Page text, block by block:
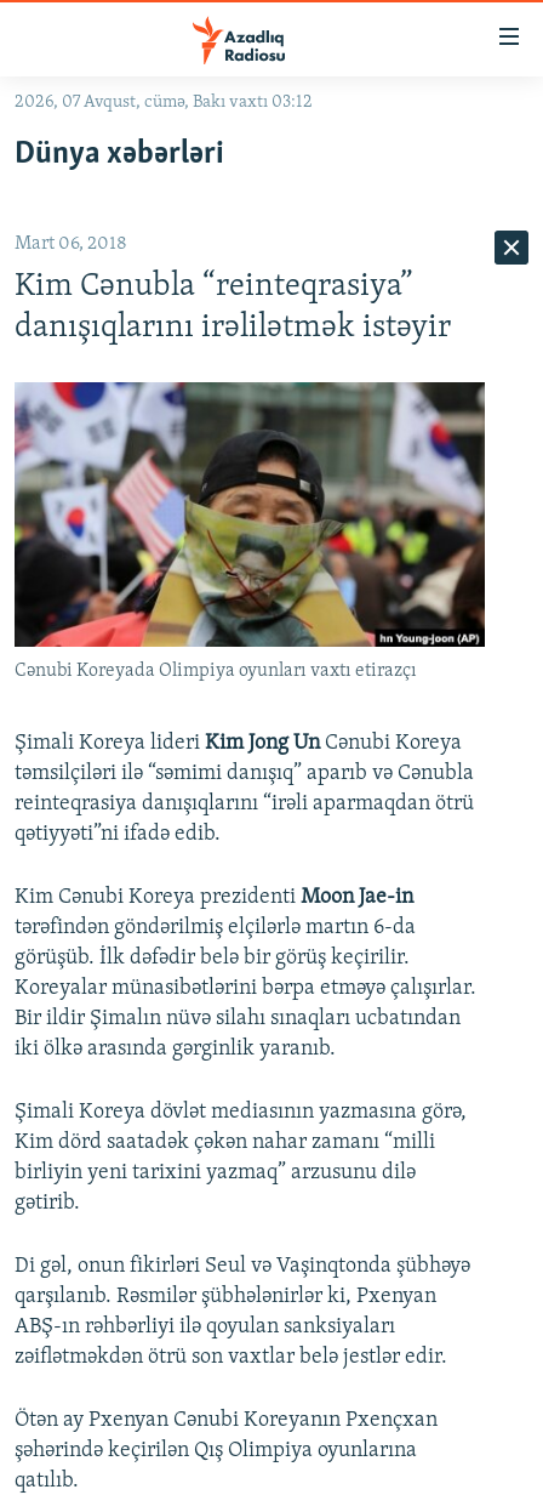
Əsas
qayıt
qayıt
Axtarışa
keç
#İZAHLA
QANUNI DOĞRU
ARAŞDIRMA
MULTIMEDIA
VIDEO
FOTOQALEREYA
İNFOQRAFIKA
KARIKATURA
RADIO ARXIV
OXU ZALI
AZƏRBAYCAN ƏDƏBIYYATI KITABXANASI
İSLAM VƏ DEMOKRATIYA
HAQQIMIZDA
MISSIYAMIZ
PEŞƏ ETIKASI VƏ JURNALISTIKA STANDARTLARIMIZ
BIZIMLƏ ƏLAQƏ
XƏBƏR BÜLLETENLƏRIMIZ
BIZI IZLƏ
2026, 07 Avqust, cümə, Bakı vaxtı 03:12
Dünya xəbərləri
Mart 06, 2018
Kim Cənubla “reinteqrasiya”
danışıqlarını irəlilətmək istəyir
Cənubi Koreyada Olimpiya oyunları vaxtı etirazçı
Şimali Koreya lideri Kim Jong UnCənubi Koreya
təmsilçiləri ilə “səmimi danışıq” aparıb və Cənubla
reinteqrasiya danışıqlarını “irəli aparmaqdan ötrü
qətiyyəti”ni ifadə edib.
Kim Cənubi Koreya prezidenti Moon Jae-in
tərəfindən göndərilmiş elçilərlə martın 6-da
görüşüb. İlk dəfədir belə bir görüş keçirilir.
Koreyalar münasibətlərini bərpa etməyə çalışırlar.
Bir ildir Şimalın nüvə silahı sınaqları ucbatından
iki ölkə arasında gərginlik yaranıb.
Şimali Koreya dövlət mediasının yazmasına görə,
Kim dörd saatadək çəkən nahar zamanı “milli
birliyin yeni tarixini yazmaq” arzusunu dilə
gətirib.
Di gəl, onun fikirləri Seul və Vaşinqtonda şübhəyə
qarşılanıb. Rəsmilər şübhələnirlər ki, Pxenyan
ABŞ-ın rəhbərliyi ilə qoyulan sanksiyaları
zəiflətməkdən ötrü son vaxtlar belə jestlər edir.
Ötən ay Pxenyan Cənubi Koreyanın Pxençxan
şəhərində keçirilən Qış Olimpiya oyunlarına
qatılıb.